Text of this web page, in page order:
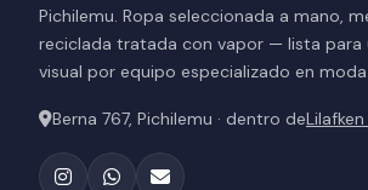
Pichilemu. Ropa seleccionada a mano,
reciclada tratada con vapor — lista para
visual por equipo especializado en moda.
Berna 767, Pichilemu · dentro de